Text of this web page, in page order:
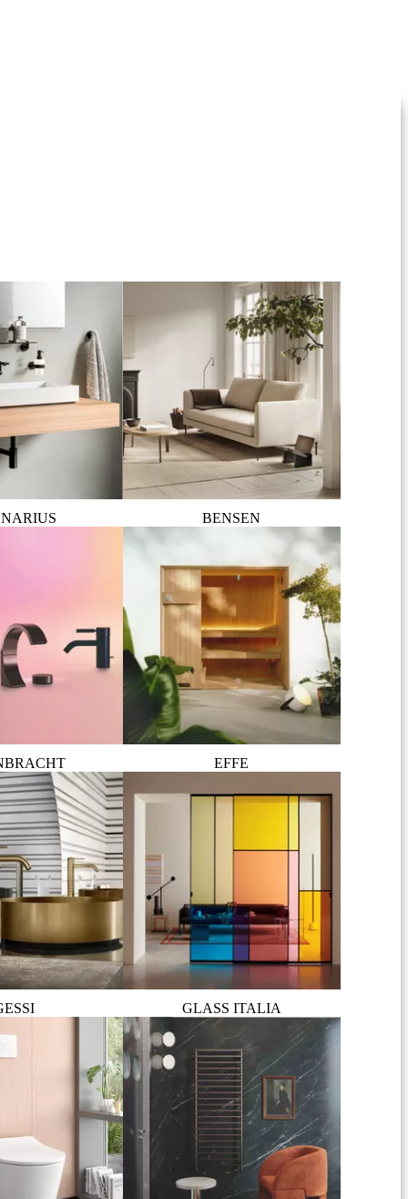
BENSEN
EFFE
GLASS ITALIA